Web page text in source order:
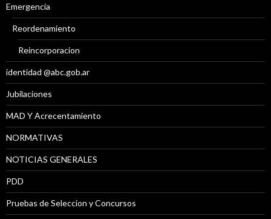
Emergencia
Reordenamiento
Reincorporacion
identidad @abc.gob.ar
Jubilaciones
MAD Y Acrecentamiento
NORMATIVAS
NOTICIAS GENERALES
PDD
Pruebas de Seleccion y Concursos